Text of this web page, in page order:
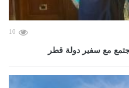
10
مع سفير دولة قطر